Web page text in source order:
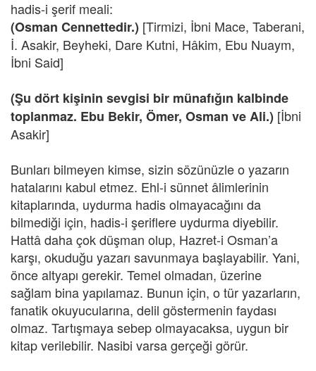
hadis-i şerif meali:
(Osman Cennettedir.) [Tirmizi, İbni Mace, Taberani,
İ. Asakir, Beyheki, Dare Kutni, Hâkim, Ebu Nuaym,
İbni Said]
(Şu dört kişinin sevgisi bir münafığın kalbinde
toplanmaz. Ebu Bekir, Ömer, Osman ve Ali.) [İbni
Asakir]
Bunları bilmeyen kimse, sizin sözünüzle o yazarın
hatalarını kabul etmez. Ehl-i sünnet âlimlerinin
kitaplarında, uydurma hadis olmayacağını da
bilmediği için, hadis-i şeriflere uydurma diyebilir.
Hattâ daha çok düşman olup, Hazret-i Osman’a
karşı, okuduğu yazarı savunmaya başlayabilir. Yani,
önce altyapı gerekir. Temel olmadan, üzerine
sağlam bina yapılamaz. Bunun için, o tür yazarların,
fanatik okuyucularına, delil göstermenin faydası
olmaz. Tartışmaya sebep olmayacaksa, uygun bir
kitap verilebilir. Nasibi varsa gerçeği görür.